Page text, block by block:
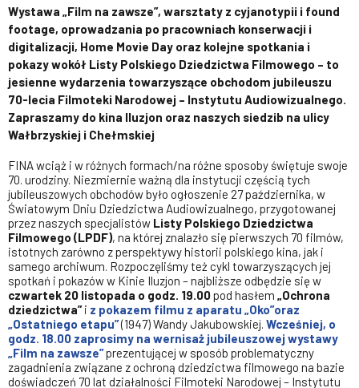
Wystawa „Film na zawsze”, warsztaty z cyjanotypii i found
footage, oprowadzania po pracowniach konserwacji i
digitalizacji, Home Movie Day oraz kolejne spotkania i
pokazy wokół Listy Polskiego Dziedzictwa Filmowego – to
jesienne wydarzenia towarzyszące obchodom jubileuszu
70-lecia Filmoteki Narodowej – Instytutu Audiowizualnego.
Zapraszamy do kina Iluzjon oraz naszych siedzib na ulicy
Wałbrzyskiej i Chełmskiej
FINA wciąż i w różnych formach/na różne sposoby świętuje swoje
70. urodziny. Niezmiernie ważną dla instytucji częścią tych
jubileuszowych obchodów było ogłoszenie 27 października, w
Światowym Dniu Dziedzictwa Audiowizualnego, przygotowanej
przez naszych specjalistów Listy Polskiego Dziedzictwa
Filmowego (LPDF), na której znalazło się pierwszych 70 filmów,
istotnych zarówno z perspektywy historii polskiego kina, jak i
samego archiwum. Rozpoczęliśmy też cykl towarzyszących jej
spotkań i pokazów w Kinie Iluzjon – najbliższe odbędzie się w
czwartek 20 listopada o godz. 19.00pod hasłem „Ochrona
dziedzictwa”i z pokazem filmu z aparatu „Oko”oraz
„Ostatniego etapu”(1947) Wandy Jakubowskiej. Wcześniej, o
godz. 18.00 zaprosimy na wernisaż jubileuszowejwystawy
„Film na zawsze”prezentującej w sposób problematyczny
zagadnienia związane z ochroną dziedzictwa filmowego na bazie
doświadczeń 70 lat działalności Filmoteki Narodowej – Instytutu